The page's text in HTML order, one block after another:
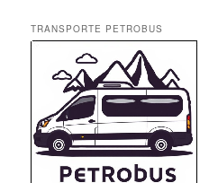
TRANSPORTE PETROBUS